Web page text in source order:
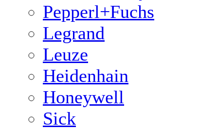
Pepperl+Fuchs
Legrand
Leuze
Heidenhain
Honeywell
Sick